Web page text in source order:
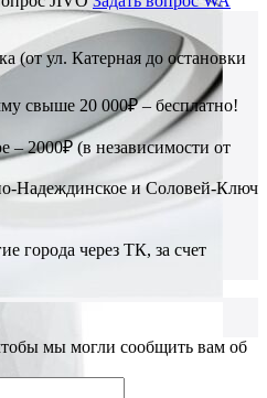
(от ул. Катерная до остановки
свыше 20 000₽ – бесплатно!
– 2000₽ (в независимости от
Надеждинское и Соловей-Ключ
города через ТК, за счет
мы могли сообщить вам об